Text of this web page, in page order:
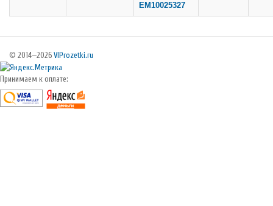
EM10025327
© 2014—2026 VIProzetki.ru
Принимаем к оплате: